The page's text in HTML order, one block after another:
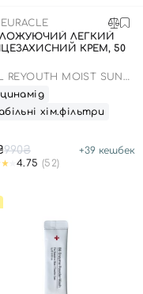
з SPF
догляд
інтимної гігієни
для тіла
ЛЕГКИЙ
КРЕМ, 50
REYOUTH MOIST SUN
50/PA++++
хім.фільтри
990₴ +39 кешбек
4.75 (52)